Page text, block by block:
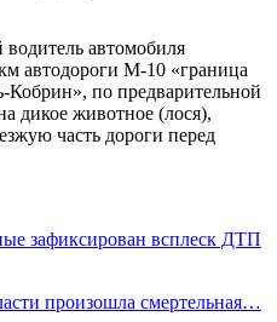
автомобиля
автодороги М-10 «граница
по предварительной
дикое животное (лося),
часть дороги перед
зафиксирован всплеск ДТП
произошла смертельная…